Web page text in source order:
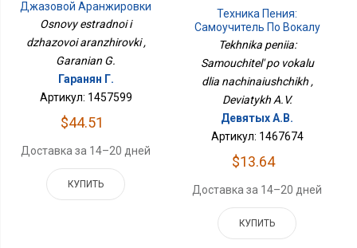
Джазовой Аранжировки
Osnovy estradnoi i
dzhazovoi aranzhirovki ,
Garanian G.
Гаранян Г.
Артикул: 1457599
$44.51
Доставка за 14–20 дней
КУПИТЬ
Техника Пения:
Самоучитель По Вокалу
Для Начинающих
Tekhnika peniia:
Samouchitel' po vokalu
dlia nachinaiushchikh ,
Deviatykh A.V.
Девятых А.В.
Артикул: 1467674
$13.64
Доставка за 14–20 дней
КУПИТЬ